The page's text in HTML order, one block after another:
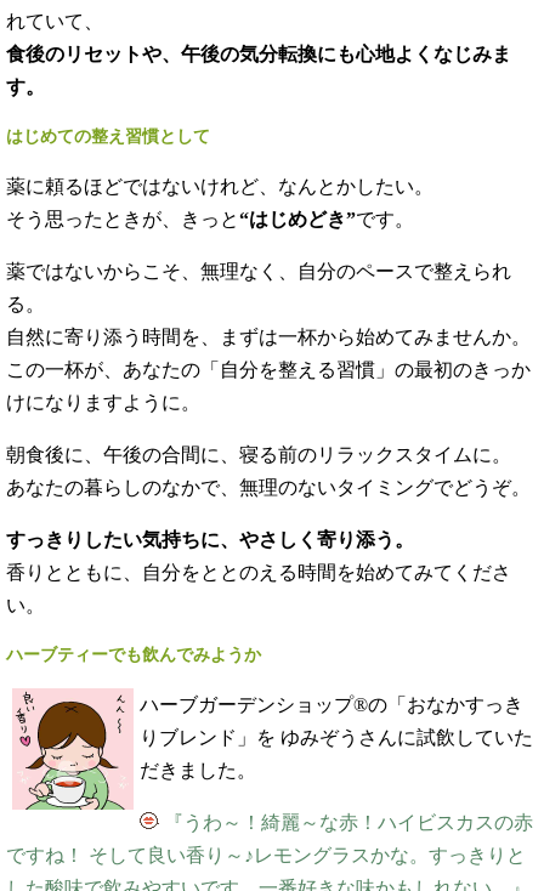
れていて、
食後のリセットや、午後の気分転換にも心地よくなじみま
す。
はじめての整え習慣として
薬に頼るほどではないけれど、なんとかしたい。
そう思ったときが、きっと“はじめどき”です。
薬ではないからこそ、無理なく、自分のペースで整えられ
る。
自然に寄り添う時間を、まずは一杯から始めてみませんか。
この一杯が、あなたの「自分を整える習慣」の最初のきっか
けになりますように。
朝食後に、午後の合間に、寝る前のリラックスタイムに。
あなたの暮らしのなかで、無理のないタイミングでどうぞ。
すっきりしたい気持ちに、やさしく寄り添う。
香りとともに、自分をととのえる時間を始めてみてくださ
い。
ハーブティーでも飲んでみようか
ハーブガーデンショップ®の「おなかすっき
りブレンド」を ゆみぞうさんに試飲していた
だきました。
『うわ～！綺麗～な赤！ハイビスカスの赤
ですね！ そして良い香り～♪レモングラスかな。すっきりと